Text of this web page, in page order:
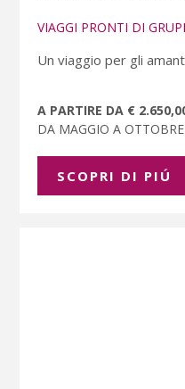
VIAGGI PRONTI DI
Un viaggio per gli
A PARTIRE DA €
DA MAGGIO A
SCOPRI DI PIÚ